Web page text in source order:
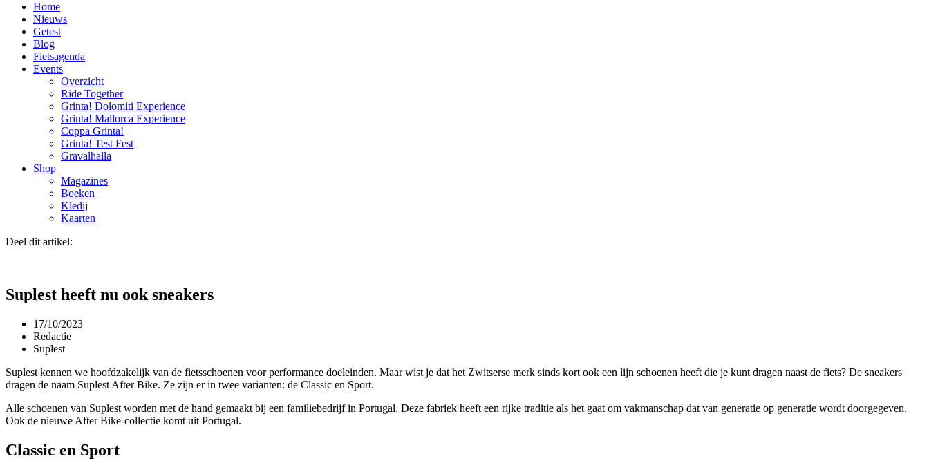
Home
Nieuws
Getest
Blog
Fietsagenda
Events
Overzicht
Ride Together
Grinta! Dolomiti Experience
Grinta! Mallorca Experience
Coppa Grinta!
Grinta! Test Fest
Gravalhalla
Shop
Magazines
Boeken
Kledij
Kaarten
Deel dit artikel:
Suplest heeft nu ook sneakers
17/10/2023
Redactie
Suplest
Suplest kennen we hoofdzakelijk van de fietsschoenen voor performance doeleinden. Maar wist je dat het Zwitserse merk sinds kort ook een lijn schoenen heeft die je kunt dragen naast de fiets? De sneakers
dragen de naam Suplest After Bike. Ze zijn er in twee varianten: de Classic en Sport.
Alle schoenen van Suplest worden met de hand gemaakt bij een familiebedrijf in Portugal. Deze fabriek heeft een rijke traditie als het gaat om vakmanschap dat van generatie op generatie wordt doorgegeven.
Ook de nieuwe After Bike-collectie komt uit Portugal.
Classic en Sport